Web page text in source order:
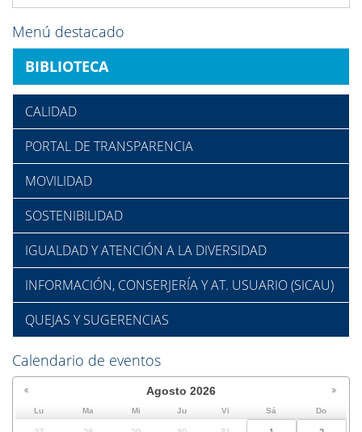
Menú destacado
BIBLIOTECA
CALIDAD
PORTAL DE TRANSPARENCIA
MOVILIDAD
SOSTENIBILIDAD
IGUALDAD Y ATENCIÓN A LA DIVERSIDAD
INFORMACIÓN, CONSERJERÍA Y AT. USUARIO (SICAU)
QUEJAS Y SUGERENCIAS
Calendario de eventos
Agosto 2026
Lu Ma Mi Ju Vi Sá Do